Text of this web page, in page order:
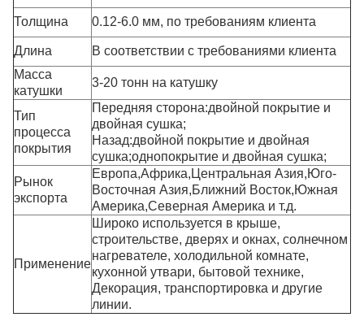
Толщина 0.12-6.0 мм, по требованиям клиента
Длина
В соответствии с требованиями клиента
Масса
катушки
3-20 тонн на катушку
Тип
процесса
покрытия
Передняя сторона:двойной покрытие и
двойная сушка;
Назад:двойной покрытие и двойная
сушка;однопокрытие и двойная сушка;
Рынок
экспорта
Европа,Африка,Центральная Азия,Юго-
Восточная Азия,Ближний Восток,Южная
Америка,Северная Америка и т.д.
Применение
Широко используется в крыше,
строительстве, дверях и окнах, солнечном
нагревателе, холодильной комнате,
кухонной утвари, бытовой технике,
Декорация, транспортировка и другие
линии.